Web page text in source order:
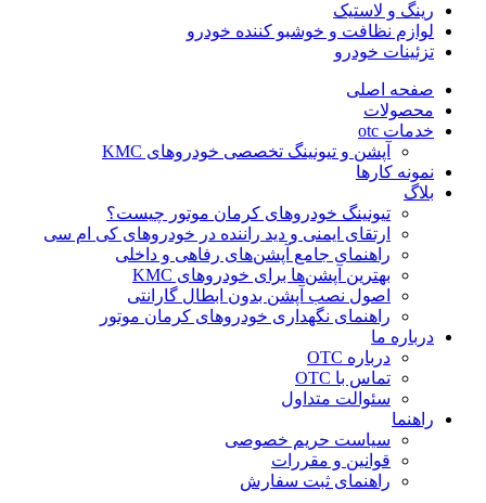
رینگ و لاستیک
لوازم نظافت و خوشبو کننده خودرو
تزئینات خودرو
صفحه اصلی
محصولات
خدمات otc
آپشن و تیونینگ تخصصی خودروهای KMC
نمونه کارها
بلاگ
تیونینگ خودروهای کرمان موتور چیست؟
ارتقای ایمنی و دید راننده در خودروهای کی ام سی
راهنمای جامع آپشن‌های رفاهی و داخلی
بهترین آپشن‌ها برای خودروهای KMC
اصول نصب آپشن بدون ابطال گارانتی
راهنمای نگهداری خودروهای کرمان موتور
درباره ما
درباره OTC
تماس با OTC
سئوالت متداول
راهنما
سیاست حریم خصوصی
قوانین و مقررات
راهنمای ثبت سفارش